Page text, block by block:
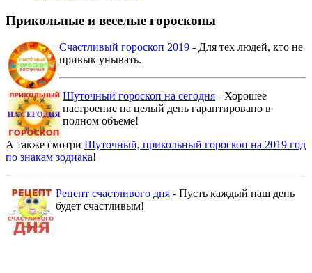
Прикольные и веселые гороскопы
Счастливый гороскоп 2019 - Для тех людей, кто не
привык унывать.
Шуточный гороскоп на сегодня - Хорошее
настроение на целый день гарантировано в
полном объеме!
А также смотри Шуточный, прикольный гороскоп на 2019 год
по знакам зодиака!
Рецепт счастливого дня - Пусть каждый наш день
будет счастливым!